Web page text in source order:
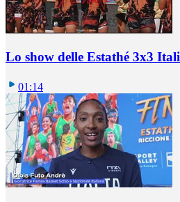
Lo show delle Estathé 3x3
01:14